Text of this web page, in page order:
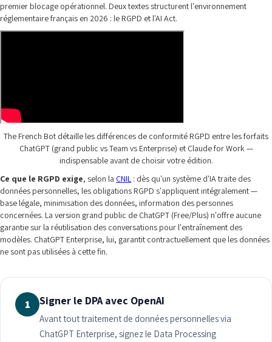
premier blocage opérationnel. Deux textes structurent l'environnement
réglementaire français en 2026 : le RGPD et l'AI Act.
The French Bot détaille les différences de conformité RGPD entre les forfaits
ChatGPT (grand public vs Team vs Enterprise) et Claude for Work —
indispensable avant de choisir votre édition.
Ce que le RGPD exige, selon la CNIL : dès qu'un système d'IA traite des
données personnelles, les obligations RGPD s'appliquent intégralement —
base légale, minimisation des données, information des personnes
concernées. La version grand public de ChatGPT (Free/Plus) n'offre aucune
garantie sur la réutilisation des conversations pour l'entraînement des
modèles. ChatGPT Enterprise, lui, garantit contractuellement que les données
ne sont pas utilisées à cette fin.
1 Signer le DPA avec OpenAI
Avant tout traitement de données personnelles via
ChatGPT Enterprise, signez le Data Processing